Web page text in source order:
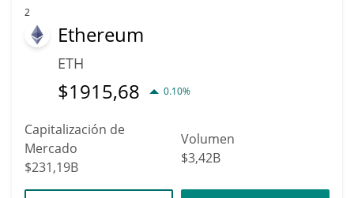
2
Ethereum
ETH
$1915,68 0.10%
Capitalización de
Mercado
$231,19B
Volumen
$3,42B